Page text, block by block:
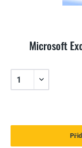
Microsoft